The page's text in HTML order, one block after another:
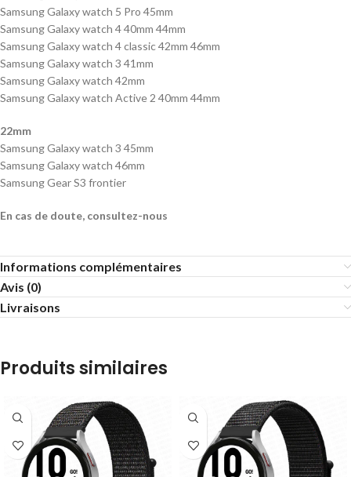
Samsung Galaxy watch 5 Pro 45mm
Samsung Galaxy watch 4 40mm 44mm
Samsung Galaxy watch 4 classic 42mm 46mm
Samsung Galaxy watch 3 41mm
Samsung Galaxy watch 42mm
Samsung Galaxy watch Active 2 40mm 44mm
22mm
Samsung Galaxy watch 3 45mm
Samsung Galaxy watch 46mm
Samsung Gear S3 frontier
En cas de doute, consultez-nous
Informations complémentaires
Avis (0)
Livraisons
Produits similaires